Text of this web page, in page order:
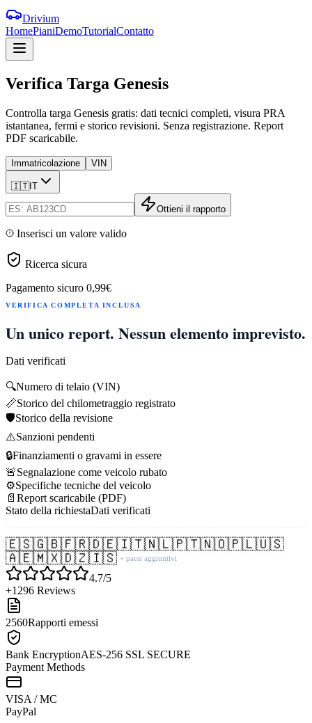
Drivium
HomePianiDemoTutorialContatto
Verifica Targa Genesis
Controlla targa Genesis gratis: dati tecnici completi, visura PRA
istantanea, fermi e storico revisioni. Senza registrazione. Report
PDF scaricabile.
Immatricolazione VIN
🇮🇹IT
Ottieni il rapporto
Inserisci un valore valido
Ricerca sicura
Pagamento sicuro 0,99€
VERIFICA COMPLETA INCLUSA
Un unico report. Nessun elemento imprevisto.
Dati verificati
🔍Numero di telaio (VIN)
📏Storico del chilometraggio registrato
🛡️Storico della revisione
⚠️Sanzioni pendenti
🔒Finanziamenti o gravami in essere
🚨Segnalazione come veicolo rubato
⚙️Specifiche tecniche del veicolo
📄 Report scaricabile (PDF)
Stato della richiestaDati verificati
🇪🇸🇬🇧🇫🇷🇩🇪🇮🇹🇳🇱🇵🇹🇳🇴🇵🇱🇺🇸
🇦🇪🇲🇽🇩🇿🇮🇸 + paesi aggiuntivi
4.7/5
+1296 Reviews
2560Rapporti emessi
Bank EncryptionAES-256 SSL SECURE
Payment Methods
VISA / MC
PayPal